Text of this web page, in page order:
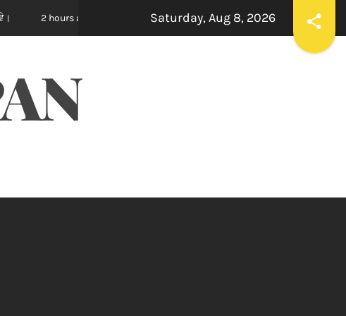
एलपीयू में नए सफर की स्टारडम भरी शुरुआत, सनी देओल, करण देओल और प्रीति जिंटा ने
Saturday, Aug 8, 2026